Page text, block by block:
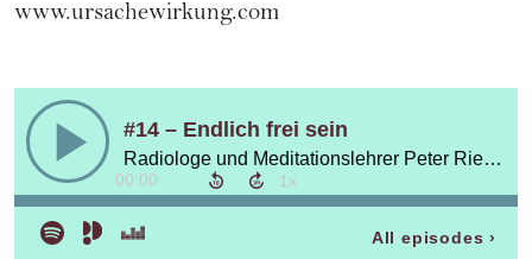
www.ursachewirkung.com